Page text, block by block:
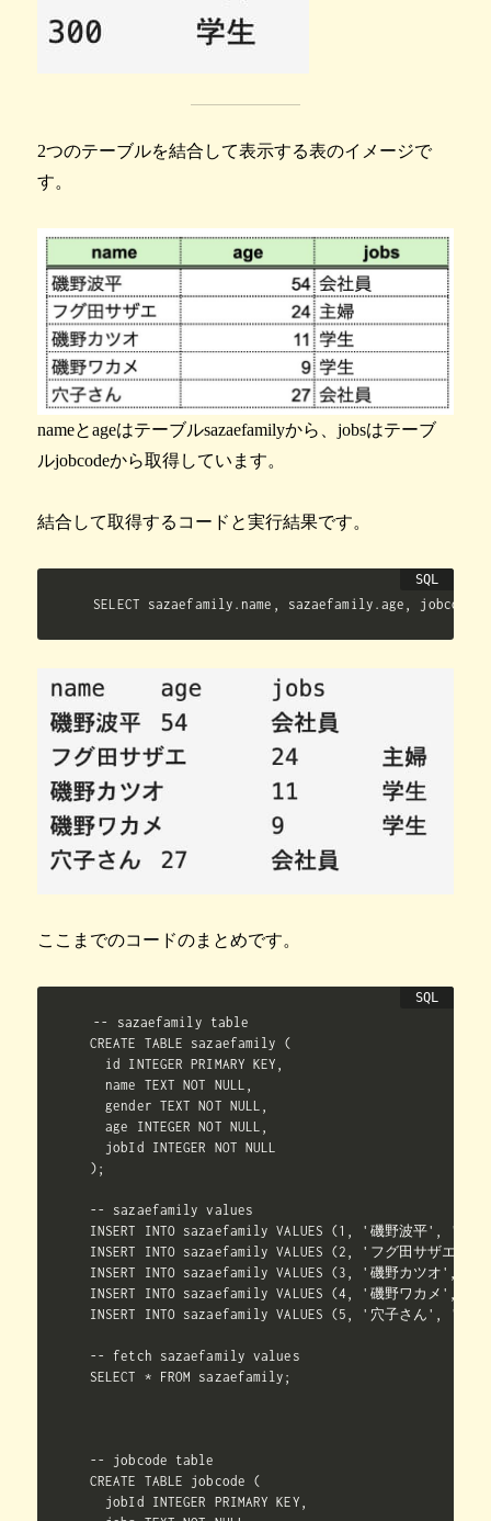
2つのテーブルを結合して表示する表のイメージで
す。
nameとageはテーブルsazaefamilyから、jobsはテーブ
ルjobcodeから取得しています。
結合して取得するコードと実行結果です。
SELECT sazaefamily.name, sazaefamily.age,
ここまでのコードのまとめです。
-- sazaefamily table
CREATE TABLE sazaefamily (
  id INTEGER PRIMARY KEY,
  name TEXT NOT NULL,
  gender TEXT NOT NULL,
  age INTEGER NOT NULL,
  jobId INTEGER NOT NULL
);
-- sazaefamily values
INSERT INTO sazaefamily VALUES (1, '磯野波平', '男
INSERT INTO sazaefamily VALUES (2, 'フグ田サザエ
INSERT INTO sazaefamily VALUES (3, '磯野カツオ', '
INSERT INTO sazaefamily VALUES (4, '磯野ワカメ', '
INSERT INTO sazaefamily VALUES (5, '穴子さん', '男
-- fetch sazaefamily values
SELECT * FROM sazaefamily;
-- jobcode table
CREATE TABLE jobcode (
  jobId INTEGER PRIMARY KEY,